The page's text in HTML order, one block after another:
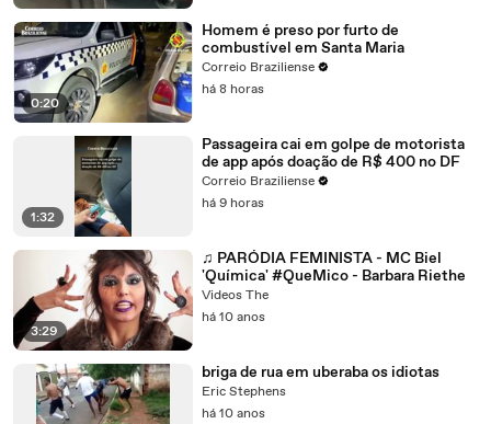
0:20
Homem é preso por furto de
combustível em Santa Maria
Correio Braziliense
há 8 horas
1:32
Passageira cai em golpe de motorista
de app após doação de R$ 400 no DF
Correio Braziliense
há 9 horas
3:29
♫ PARÓDIA FEMINISTA - MC Biel
'Química' #QueMico - Barbara Riethe
Videos The
há 10 anos
briga de rua em uberaba os idiotas
Eric Stephens
há 10 anos